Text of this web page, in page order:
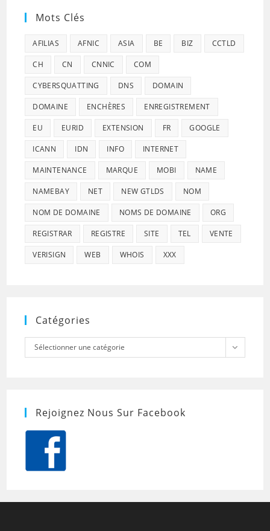
Mots Clés
AFILIAS AFNIC ASIA BE BIZ CCTLD
CH CN CNNIC COM
CYBERSQUATTING DNS DOMAIN
DOMAINE ENCHÈRES ENREGISTREMENT
EU EURID EXTENSION FR GOOGLE
ICANN IDN INFO INTERNET
MAINTENANCE MARQUE MOBI NAME
NAMEBAY NET NEW GTLDS NOM
NOM DE DOMAINE NOMS DE DOMAINE ORG
REGISTRAR REGISTRE SITE TEL VENTE
VERISIGN WEB WHOIS XXX
Catégories
Catégories
Sélectionner une catégorie
Rejoignez Nous Sur Facebook